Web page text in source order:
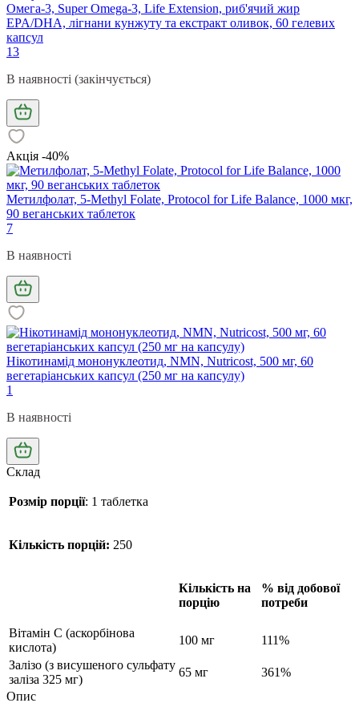
Омега-3, Super Omega-3, Life Extension, риб'ячий жир
EPA/DHA, лігнани кунжуту та екстракт оливок, 60 гелевих
капсул
13
В наявності (закінчується)
Акція -40%
Метилфолат, 5-Methyl Folate, Protocol for Life Balance, 1000 мкг,
90 веганських таблеток
7
В наявності
Нікотинамід мононуклеотид, NMN, Nutricost, 500 мг, 60
вегетаріанських капсул (250 мг на капсулу)
1
В наявності
Склад
Розмір порції: 1 таблетка
Кількість порцій: 250
Кількість на
порцію
% від добової
потреби
Вітамін С (аскорбінова
кислота)
100 мг
111%
Залізо (з висушеного сульфату
заліза 325 мг)
65 мг
361%
Опис